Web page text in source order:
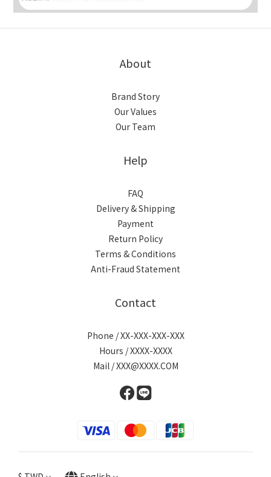
About
Brand Story
Our Values
Our Team
Help
FAQ
Delivery & Shipping
Payment
Return Policy
Terms & Conditions
Anti-Fraud Statement
Contact
Phone / XX-XXX-XXX-XXX
Hours / XXXX-XXXX
Mail / XXX@XXXX.COM